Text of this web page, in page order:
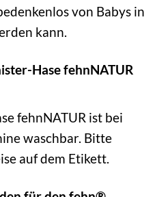
von Babys in
kann.
Hase fehnNATUR
fehnNATUR ist bei
waschbar. Bitte
auf dem Etikett.